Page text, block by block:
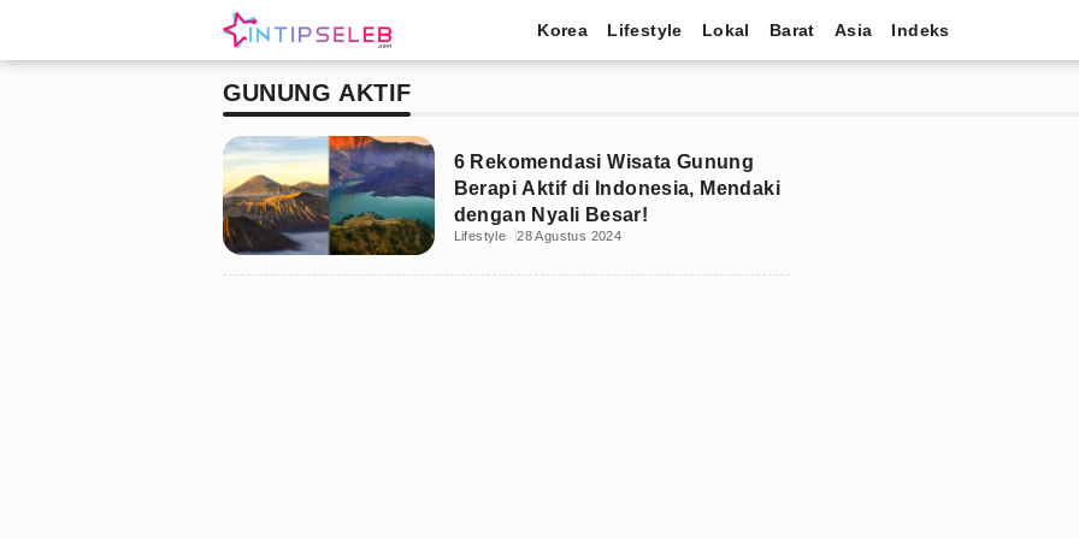
Korea Lifestyle Lokal Barat Asia Indeks
GUNUNG AKTIF
6 Rekomendasi Wisata Gunung
Berapi Aktif di Indonesia, Mendaki
dengan Nyali Besar!
Lifestyle 28 Agustus 2024